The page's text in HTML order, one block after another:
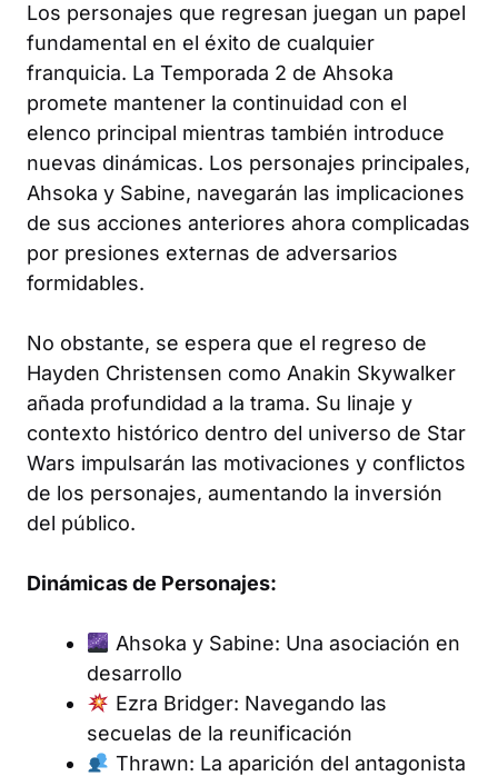
Los personajes que regresan juegan un papel
fundamental en el éxito de cualquier
franquicia. La Temporada 2 de Ahsoka
promete mantener la continuidad con el
elenco principal mientras también introduce
nuevas dinámicas. Los personajes principales,
Ahsoka y Sabine, navegarán las implicaciones
de sus acciones anteriores ahora complicadas
por presiones externas de adversarios
formidables.
No obstante, se espera que el regreso de
Hayden Christensen como Anakin Skywalker
añada profundidad a la trama. Su linaje y
contexto histórico dentro del universo de Star
Wars impulsarán las motivaciones y conflictos
de los personajes, aumentando la inversión
del público.
Dinámicas de Personajes:
Ahsoka y Sabine: Una asociación en
desarrollo
Ezra Bridger: Navegando las
secuelas de la reunificación
Thrawn: La aparición del antagonista